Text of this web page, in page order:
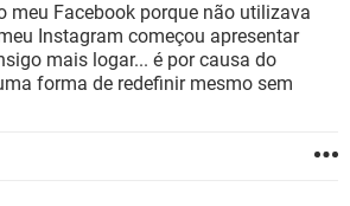
GMAIL
FACEBOOK
EXCEL
meu Facebook porque não utilizava
Instagram começou apresentar
mais logar... é por causa do
forma de redefinir mesmo sem